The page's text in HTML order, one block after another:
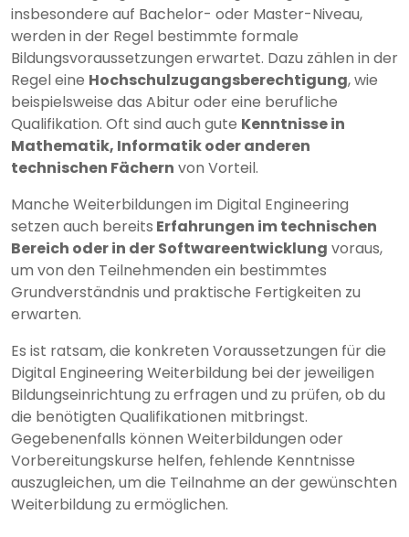
insbesondere auf Bachelor- oder Master-Niveau,
werden in der Regel bestimmte formale
Bildungsvoraussetzungen erwartet. Dazu zählen in der
Regel eine Hochschulzugangsberechtigung, wie
beispielsweise das Abitur oder eine berufliche
Qualifikation. Oft sind auch gute Kenntnisse in
Mathematik, Informatik oder anderen
technischen Fächern von Vorteil.
Manche Weiterbildungen im Digital Engineering
setzen auch bereits Erfahrungen im technischen
Bereich oder in der Softwareentwicklung voraus,
um von den Teilnehmenden ein bestimmtes
Grundverständnis und praktische Fertigkeiten zu
erwarten.
Es ist ratsam, die konkreten Voraussetzungen für die
Digital Engineering Weiterbildung bei der jeweiligen
Bildungseinrichtung zu erfragen und zu prüfen, ob du
die benötigten Qualifikationen mitbringst.
Gegebenenfalls können Weiterbildungen oder
Vorbereitungskurse helfen, fehlende Kenntnisse
auszugleichen, um die Teilnahme an der gewünschten
Weiterbildung zu ermöglichen.